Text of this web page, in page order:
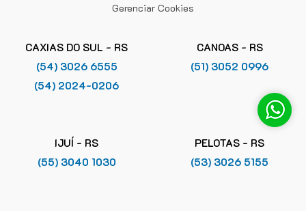
Gerenciar Cookies
CAXIAS DO SUL - RS
(54) 3026 6555
(54) 2024-0206
CANOAS - RS
(51) 3052 0996
IJUÍ - RS
(55) 3040 1030
PELOTAS - RS
(53) 3026 5155